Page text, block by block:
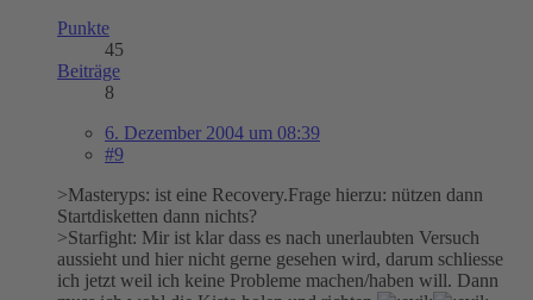
Punkte
45
Beiträge
8
6. Dezember 2004 um 08:39
#9
>Masteryps: ist eine Recovery.Frage hierzu: nützen dann
Startdisketten dann nichts?
>Starfight: Mir ist klar dass es nach unerlaubten Versuch
aussieht und hier nicht gerne gesehen wird, darum schliesse
ich jetzt weil ich keine Probleme machen/haben will. Dann